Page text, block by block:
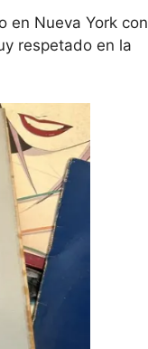
en Nueva York con
respetado en la